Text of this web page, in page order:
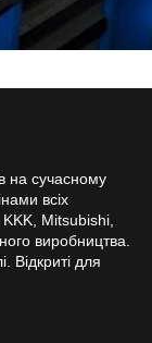
на сучасному
всіх
Mitsubishi,
виробництва.
Відкриті для